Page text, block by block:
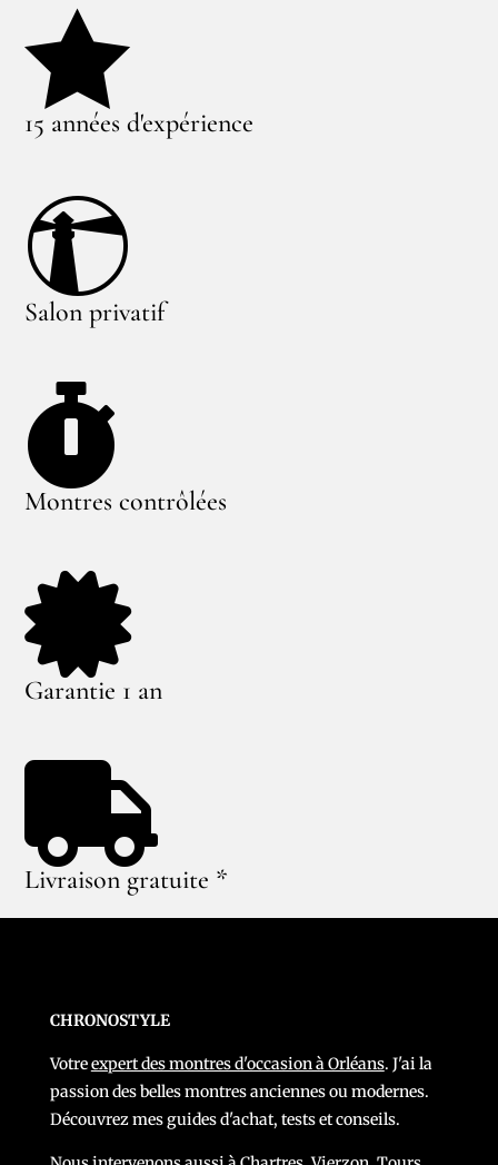

15 années d'expérience

Salon privatif

Montres contrôlées

Garantie 1 an

Livraison gratuite *
CHRONOSTYLE
Votreexpert des montres d'occasion à Orléans. J'ai la
passion des belles montres anciennes ou modernes.
Découvrez mes guides d'achat, tests et conseils.